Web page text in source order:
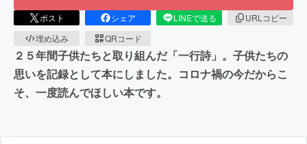
ポスト シェア LINEで送る
URLコピー
埋め込み
QRコード
２５年間子供たちと取り組んだ「一行詩」。子供たちの
思いを記録として本にしました。コロナ禍の今だからこ
そ、一度読んでほしい本です。